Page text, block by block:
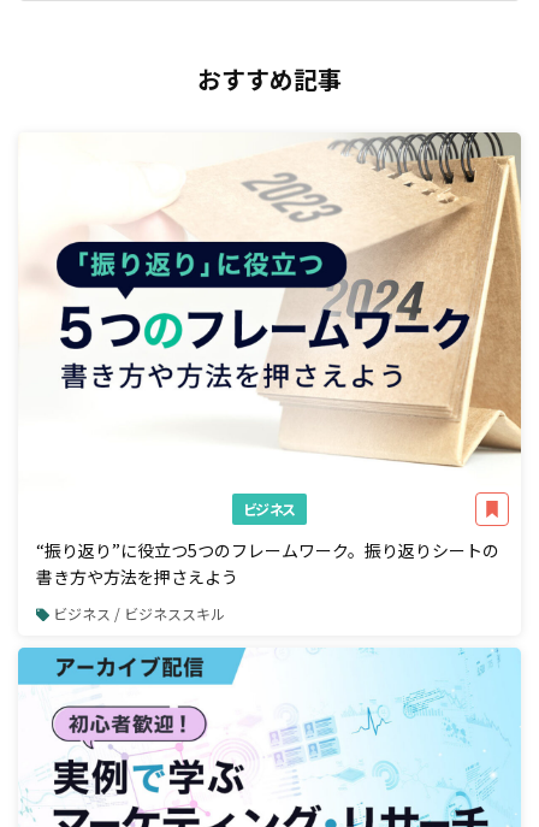
おすすめ記事
ビジネス
“振り返り”に役立つ5つのフレームワーク。振り返りシートの
書き方や方法を押さえよう
ビジネス / ビジネススキル